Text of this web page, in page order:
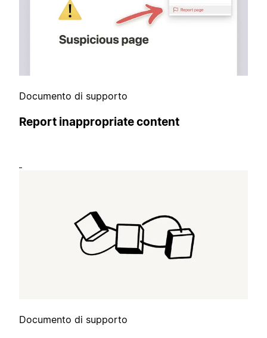
Documento di supporto
Report inappropriate content
Documento di supporto